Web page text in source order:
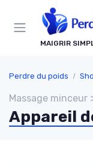
MAIGRIR
Perdre du poids
Massage
Appareil
Panneau de gestion